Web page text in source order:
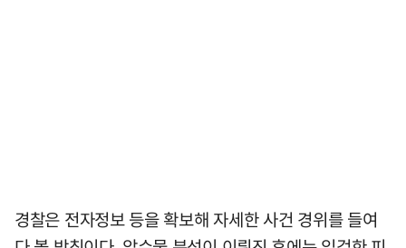
경찰은 전자정보 등을 확보해 자세한 사건 경위를 들여